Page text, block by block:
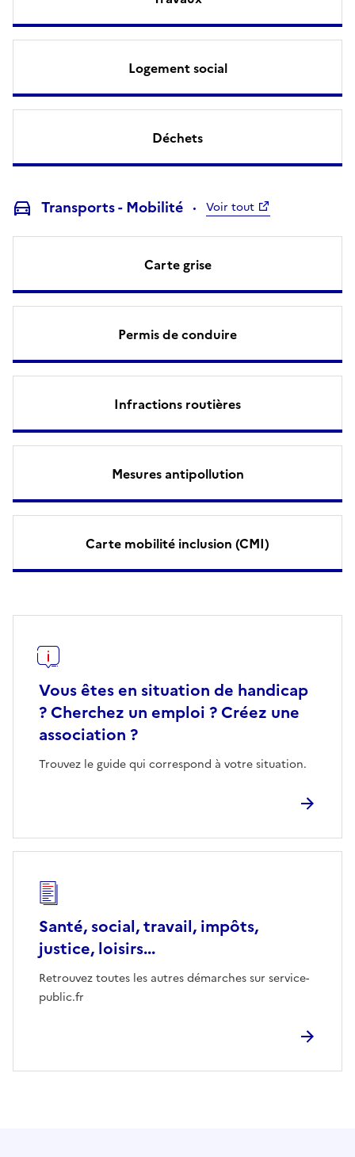
Logement social
Déchets
Transports - Mobilité Voir tout
Carte grise
Permis de conduire
Infractions routières
Mesures antipollution
Carte mobilité inclusion (CMI)
Vous êtes en situation de handicap
? Cherchez un emploi ? Créez une
association ?
Trouvez le guide qui correspond à votre situation.
Santé, social, travail, impôts,
justice, loisirs...
Retrouvez toutes les autres démarches sur service-
public.fr